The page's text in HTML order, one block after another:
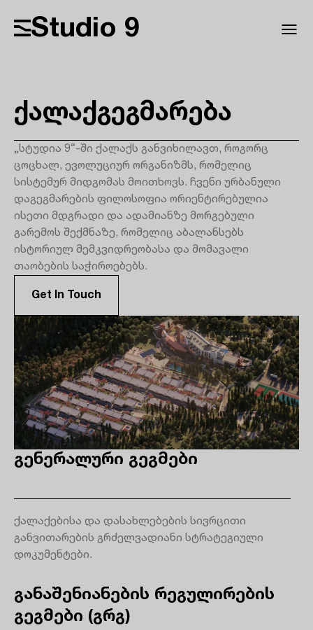
Studio 9
ქალაქგეგმარება
„სტუდია 9“-ში ქალაქს განვიხილავთ, როგორც
ცოცხალ, ევოლუციურ ორგანიზმს, რომელიც
სისტემურ მიდგომას მოითხოვს. ჩვენი ურბანული
დაგეგმარების ფილოსოფია ორიენტირებულია
ისეთი მდგრადი და ადამიანზე მორგებული
გარემოს შექმნაზე, რომელიც აბალანსებს
ისტორიულ მემკვიდრეობასა და მომავალი
თაობების საჭიროებებს.
Get In Touch
გენერალური გეგმები
ქალაქებისა და დასახლებების სივრცითი
განვითარების გრძელვადიანი სტრატეგიული
დოკუმენტები.
განაშენიანების რეგულირების
გეგმები (გრგ)